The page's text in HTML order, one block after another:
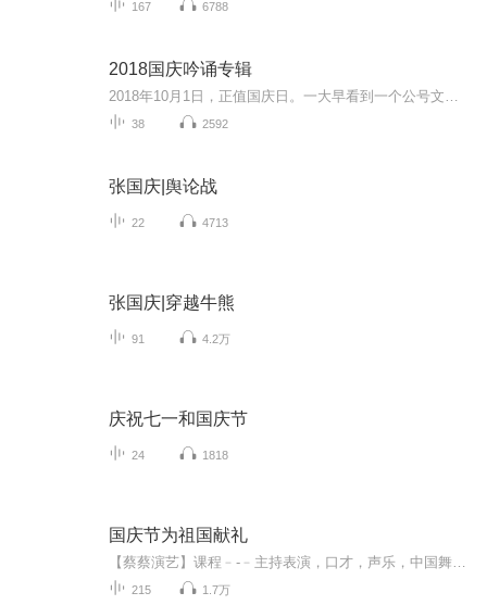
167 6788
2018国庆吟诵专辑
38 2592
张国庆|舆论战
22 4713
张国庆|穿越牛熊
91 4.2万
庆祝七一和国庆节
24 1818
国庆节为祖国献礼
215 1.7万